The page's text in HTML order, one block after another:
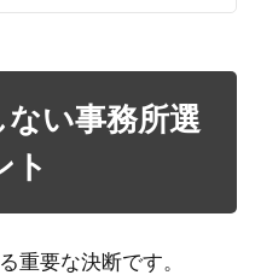
い事務所選
ト
重要な決断です。